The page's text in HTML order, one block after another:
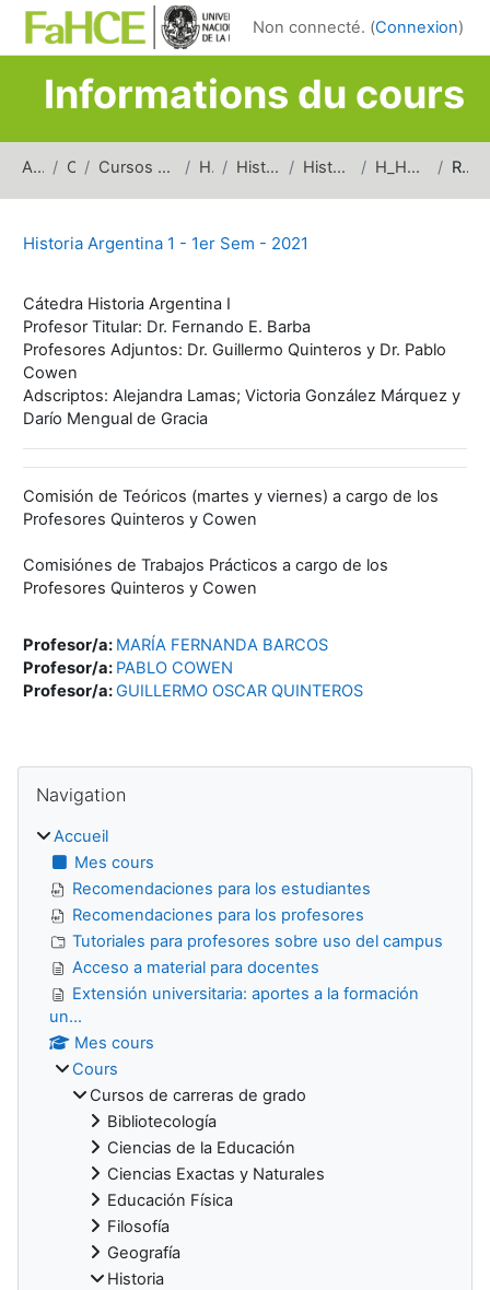
Passer au contenu principal
Non connecté. (Connexion)
Informations du cours
Accueil Cours Cursos de carreras de grado Historia Historia Argentina Historia Argentina 1 H_HA1_1erSem_2021 Résumé
Historia Argentina 1 - 1er Sem - 2021
Cátedra Historia Argentina I
Profesor Titular: Dr. Fernando E. Barba
Profesores Adjuntos: Dr. Guillermo Quinteros y Dr. Pablo
Cowen
Adscriptos: Alejandra Lamas; Victoria González Márquez y
Darío Mengual de Gracia
Comisión de Teóricos (martes y viernes) a cargo de los
Profesores Quinteros y Cowen
Comisiónes de Trabajos Prácticos a cargo de los
Profesores Quinteros y Cowen
Profesor/a: MARÍA FERNANDA BARCOS
Profesor/a: PABLO COWEN
Profesor/a:GUILLERMO OSCAR QUINTEROS
Blocs
Navigation
Accueil
Mes cours
Recomendaciones para los estudiantes
Recomendaciones para los profesores
Tutoriales para profesores sobre uso del campus
Acceso a material para docentes
Extensión universitaria: aportes a la formación
un...
Mes cours
Cours
Cursos de carreras de grado
Bibliotecología
Ciencias de la Educación
Ciencias Exactas y Naturales
Educación Física
Filosofía
Geografía
Historia